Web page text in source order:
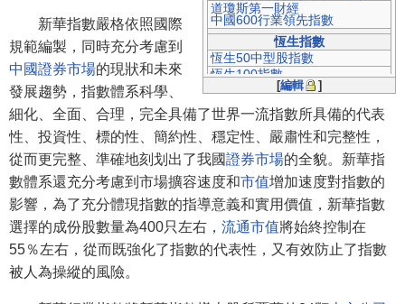
道瓊斯第一財經
中國600行業領先指數
恆生指數
恆生50中型股指數
恆生100指數
恆生紅籌股指數
滬深300指數
上證指數
上證綜合指數
上證180指數
上證50指數
上證30指數
上證紅利指數
上證紅利全收益指數
上證50全收益指數
[編輯 ]
新華指數嚴格依照國際
規範編製，同時充分考慮到
中國證券市場的現狀和未來
發展趨勢，指數體系科學、
細化、全面、合理，完全具備了世界一流指數所具備的代表
性、投資性、標的性、簡約性、穩定性、嚴肅性和完整性，
從而更完整、準確地刻划出了我國證券市場的全貌。新華指
數體系還充分考慮到市場擴容速度和市值增加速度對指數的
影響，為了充分體現指數的指導意義和實用價值，新華指數
選擇的成份股數量為400只左右， 流通市值將始終控制在
55％左右，從而既強化了指數的代表性，又有效防止了指數
被人為操縱的風險。